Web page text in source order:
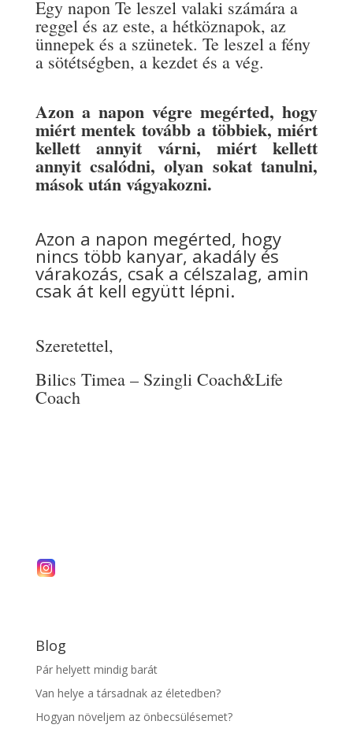
Egy napon Te leszel valaki számára a
reggel és az este, a hétköznapok, az
ünnepek és a szünetek. Te leszel a fény
a sötétségben, a kezdet és a vég.
Azon a napon végre megérted, hogy
miért mentek tovább a többiek, miért
kellett annyit várni, miért kellett
annyit csalódni, olyan sokat tanulni,
mások után vágyakozni.
Azon a napon megérted, hogy
nincs több kanyar, akadály és
várakozás, csak a célszalag, amin
csak át kell együtt lépni.
Szeretettel,
Bilics Timea – Szingli Coach&Life
Coach
Blog
Pár helyett mindig barát
Van helye a társadnak az életedben?
Hogyan növeljem az önbecsülésemet?